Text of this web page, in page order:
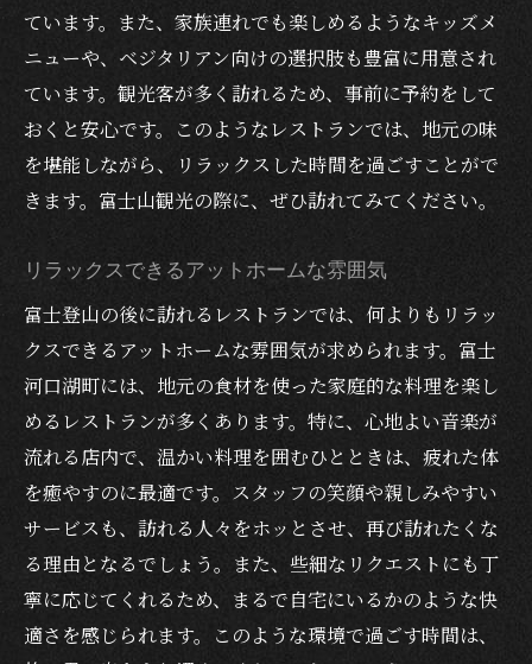
湖畔のレストランでの贅沢なひととき
自然の中で味わう料理の特別感
窓際席からの絶景を楽しむポイント
富士山を望むテラス席の予約方法
景色と料理が融合する贅沢な時間
地元の食材を贅沢に使用富士山観光後の美味し
地元の味を堪能できるお取り寄せ情報
食材へのこだわりを感じる料理長の思い
地産地消を実現するレストランの取り組み
料理に込められた地元の魅力
新鮮な素材が生み出す豊かな味わい
特別な記念日に訪れたい富士山を臨むおしゃれ
レストラン
記念日に最適なプライベート空間
プロポーズにぴったりのロマンチックな場
ています。また、家族連れでも楽しめるようなキッズメ
ニューや、ベジタリアン向けの選択肢も豊富に用意され
ています。観光客が多く訪れるため、事前に予約をして
おくと安心です。このようなレストランでは、地元の味
を堪能しながら、リラックスした時間を過ごすことがで
きます。富士山観光の際に、ぜひ訪れてみてください。
リラックスできるアットホームな雰囲気
富士登山の後に訪れるレストランでは、何よりもリラッ
クスできるアットホームな雰囲気が求められます。富士
河口湖町には、地元の食材を使った家庭的な料理を楽し
めるレストランが多くあります。特に、心地よい音楽が
流れる店内で、温かい料理を囲むひとときは、疲れた体
を癒やすのに最適です。スタッフの笑顔や親しみやすい
サービスも、訪れる人々をホッとさせ、再び訪れたくな
る理由となるでしょう。また、些細なリクエストにも丁
寧に応じてくれるため、まるで自宅にいるかのような快
適さを感じられます。このような環境で過ごす時間は、